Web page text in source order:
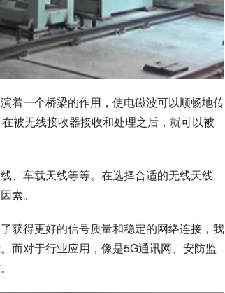
着一个桥梁的作用，使电磁波可以顺畅地传
被无线接收器接收和处理之后，就可以被
、车载天线等等。在选择合适的无线天线
素。
获得更好的信号质量和稳定的网络连接，我
而对于行业应用，像是5G通讯网、安防监